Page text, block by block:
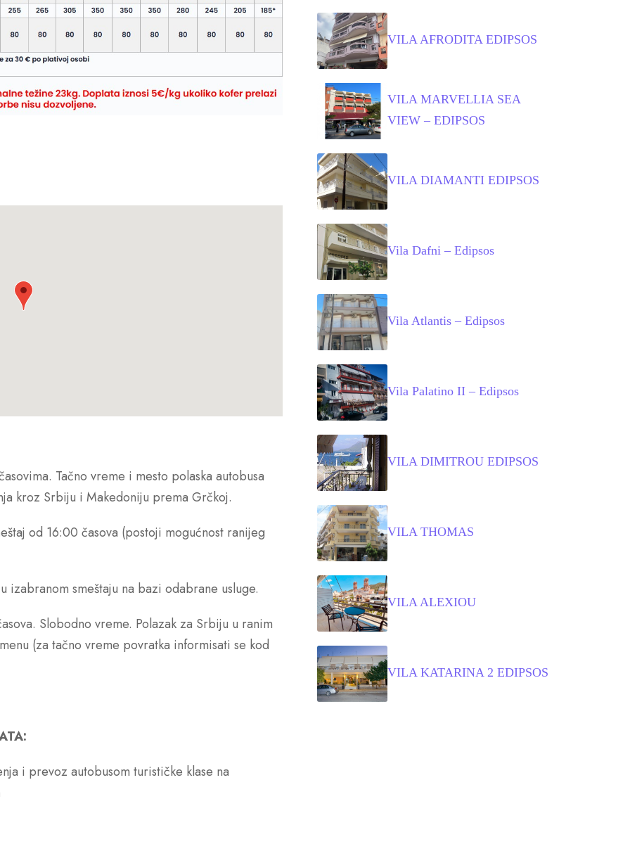
Tačno vreme i mesto polaska autobusa
kroz Srbiju i Makedoniju prema Grčkoj.
od 16:00 časova (postoji mogućnost ranijeg
izabranom smeštaju na bazi odabrane usluge.
Slobodno vreme. Polazak za Srbiju u ranim
(za tačno vreme povratka informisati se kod
i prevoz autobusom turističke klase na
VILA AFRODITA EDIPSOS
VILA MARVELLIA SEA
VIEW – EDIPSOS
VILA DIAMANTI EDIPSOS
Vila Dafni – Edipsos
Vila Atlantis – Edipsos
Vila Palatino II – Edipsos
VILA DIMITROU EDIPSOS
VILA THOMAS
VILA ALEXIOU
VILA KATARINA 2 EDIPSOS